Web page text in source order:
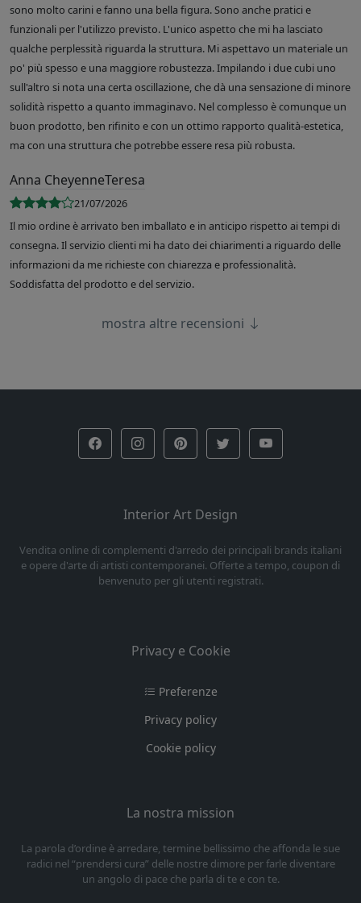
sono molto carini e fanno una bella figura. Sono anche pratici e
funzionali per l'utilizzo previsto. L'unico aspetto che mi ha lasciato
qualche perplessità riguarda la struttura. Mi aspettavo un materiale un
po' più spesso e una maggiore robustezza. Impilando i due cubi uno
sull'altro si nota una certa oscillazione, che dà una sensazione di minore
solidità rispetto a quanto immaginavo. Nel complesso è comunque un
buon prodotto, ben rifinito e con un ottimo rapporto qualità-estetica,
ma con una struttura che potrebbe essere resa più robusta.
Anna CheyenneTeresa
21/07/2026
Il mio ordine è arrivato ben imballato e in anticipo rispetto ai tempi di
consegna. Il servizio clienti mi ha dato dei chiarimenti a riguardo delle
informazioni da me richieste con chiarezza e professionalità.
Soddisfatta del prodotto e del servizio.
mostra altre recensioni
Interior Art Design
Vendita online di complementi d'arredo dei principali brands italiani
e opere d'arte di artisti contemporanei. Offerte a tempo, coupon di
benvenuto per gli utenti registrati.
Privacy e Cookie
Preferenze
Privacy policy
Cookie policy
La nostra mission
La parola d’ordine è arredare, termine bellissimo che affonda le sue
radici nel “prendersi cura” delle nostre dimore per farle diventare
un angolo di pace che parla di te e con te.